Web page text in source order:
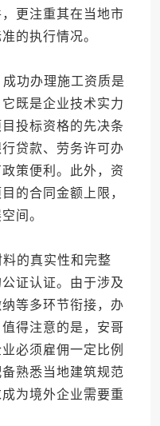
更注重其在当地市
的执行情况。
功办理施工资质是
既是企业技术实力
投标资格的先决条
贷款、劳务许可办
策便利。此外，资
的合同金额上限，
间。
的真实性和完整
证认证。由于涉及
等多环节衔接，办
得注意的是，安哥
必须雇佣一定比例
熟悉当地建筑规范
为境外企业需要重